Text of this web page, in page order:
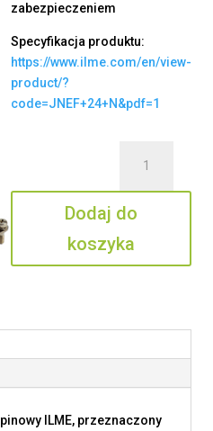
zabezpieczeniem
Specyfikacja produktu:
https://www.ilme.com/en/view-
product/?
code=JNEF+24+N&pdf=1
JNEF
24
N
Dodaj do
koszyka
ILME, przeznaczony